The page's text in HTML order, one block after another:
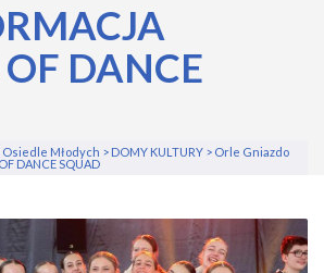
DANCE
Osiedle Młodych > DOMY KULTURY > Orle Gniazdo
DANCE SQUAD